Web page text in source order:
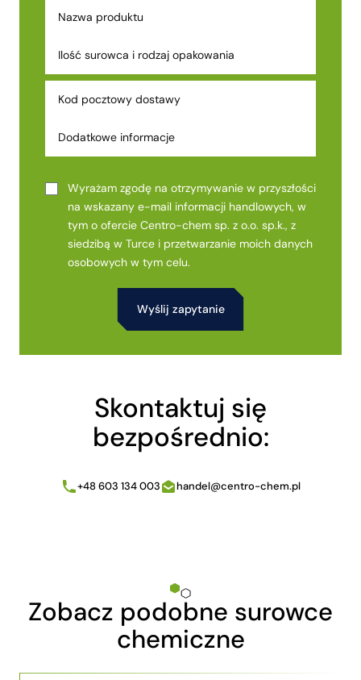
Wyrażam zgodę na otrzymywanie w przyszłości
na wskazany e-mail informacji handlowych, w
tym o ofercie Centro-chem sp. z o.o. sp.k., z
siedzibą w Turce i przetwarzanie moich danych
osobowych w tym celu.
Skontaktuj się
bezpośrednio:
+48 603 134 003 handel@centro-chem.pl
Zobacz podobne surowce
chemiczne